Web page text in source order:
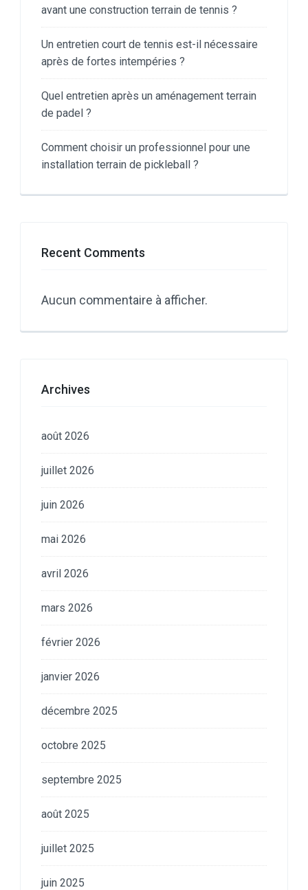
avant une construction terrain de tennis ?
Un entretien court de tennis est-il nécessaire
après de fortes intempéries ?
Quel entretien après un aménagement terrain
de padel ?
Comment choisir un professionnel pour une
installation terrain de pickleball ?
Recent Comments
Aucun commentaire à afficher.
Archives
août 2026
juillet 2026
juin 2026
mai 2026
avril 2026
mars 2026
février 2026
janvier 2026
décembre 2025
octobre 2025
septembre 2025
août 2025
juillet 2025
juin 2025